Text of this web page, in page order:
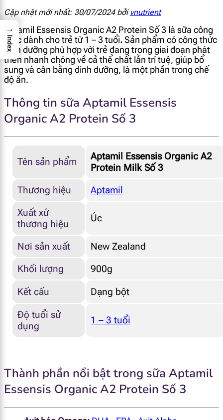
Cập nhật mới nhất: 30/07/2024 bởi vnutrient
Aptamil Essensis Organic A2 Protein Số 3 là sữa công
thức dành cho trẻ từ 1 – 3 tuổi. Sản phẩm có công thức
dinh dưỡng phù hợp với trẻ đang trong giai đoạn phát
triển nhanh chóng về cả thể chất lẫn trí tuệ, giúp bổ
sung và cân bằng dinh dưỡng, là một phần trong chế
độ ăn.
Thông tin sữa Aptamil Essensis
Organic A2 Protein Số 3
Tên sản phẩm
Aptamil Essensis Organic A2
Protein Milk Số 3
Thương hiệu
Aptamil
Xuất xứ
thương hiệu
Úc
Nơi sản xuất
New Zealand
Khối lượng
900g
Kết cấu
Dạng bột
Độ tuổi sử
dụng
1 – 3 tuổi
Thành phần nổi bật trong sữa Aptamil
Essensis Organic A2 Protein Số 3
→
Index